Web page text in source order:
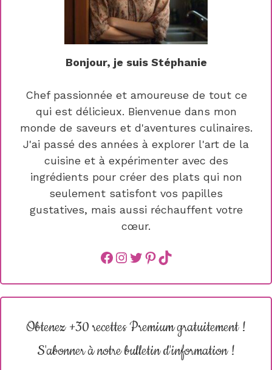
Bonjour, je suis Stéphanie
Chef passionnée et amoureuse de tout ce
qui est délicieux. Bienvenue dans mon
monde de saveurs et d'aventures culinaires.
J'ai passé des années à explorer l'art de la
cuisine et à expérimenter avec des
ingrédients pour créer des plats qui non
seulement satisfont vos papilles
gustatives, mais aussi réchauffent votre
cœur.
Facebook
instagram
Twitter
Pinterest
TikTok
Obtenez +30 recettes Premium gratuitement !
S'abonner à notre bulletin d'information !